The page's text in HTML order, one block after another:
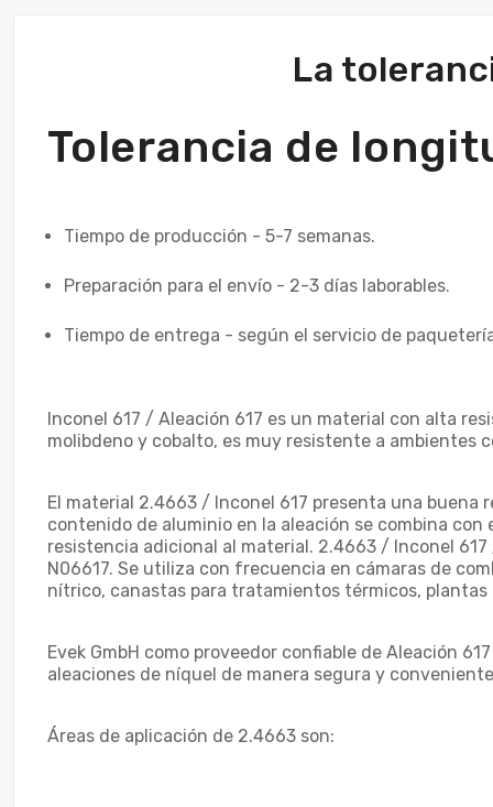
La
Tolerancia de
Tiempo de producción - 5-7 semanas.
Preparación para el envío - 2-3 días laborables.
Tiempo de entrega - según el servicio de
Inconel 617 / Aleación 617 es un material con alta
molibdeno y cobalto, es muy resistente a ambientes
El material 2.4663 / Inconel 617 presenta una buena
contenido de aluminio en la aleación se combina
resistencia adicional al material. 2.4663 / Inconel
N06617. Se utiliza con frecuencia en cámaras de
nítrico, canastas para tratamientos térmicos,
Evek GmbH como proveedor confiable de Aleación
aleaciones de níquel de manera segura y
Áreas de aplicación de 2.4663 son: